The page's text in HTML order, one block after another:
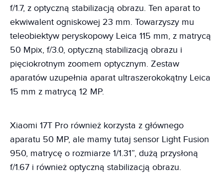
f/1.7, z optyczną stabilizacją obrazu. Ten aparat to
ekwiwalent ogniskowej 23 mm. Towarzyszy mu
teleobiektyw peryskopowy Leica 115 mm, z matrycą
50 Mpix, f/3.0, optyczną stabilizacją obrazu i
pięciokrotnym zoomem optycznym. Zestaw
aparatów uzupełnia aparat ultraszerokokątny Leica
15 mm z matrycą 12 MP.
Xiaomi 17T Pro również korzysta z głównego
aparatu 50 MP, ale mamy tutaj sensor Light Fusion
950, matrycę o rozmiarze 1/1.31”, dużą przysłoną
f/1.67 i również optyczną stabilizacją obrazu.